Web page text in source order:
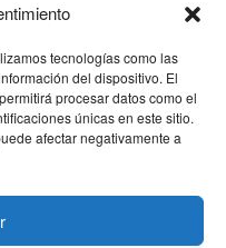
tecnologías como las
del dispositivo. El
procesar datos como el
únicas en este sitio.
afectar negativamente a
con éxito el
en Cirugía